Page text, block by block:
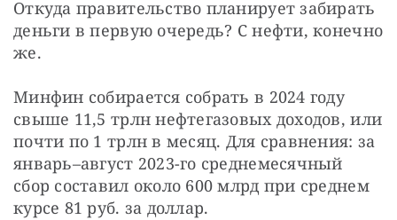
Откуда правительство планирует забирать
деньги в первую очередь? С нефти, конечно
же.
Минфин собирается собрать в 2024 году
свыше 11,5 трлн нефтегазовых доходов, или
почти по 1 трлн в месяц. Для сравнения: за
январь–август 2023-го среднемесячный
сбор составил около 600 млрд при среднем
курсе 81 руб. за доллар.